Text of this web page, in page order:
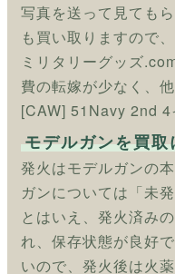
写真を送って見ても
も買い取りますので
ミリタリーグッズ
費の転嫁が少なく、
[CAW] 51Navy 2nd 4
モデルガンを買
発火はモデルガンの
ガンについては「未
とはいえ、発火済み
れ、保存状態が良好
いので、発火後は火